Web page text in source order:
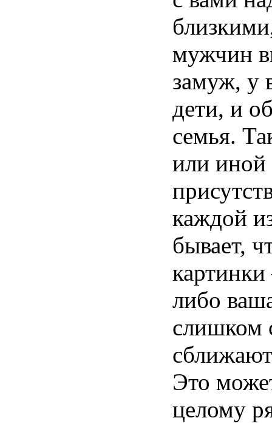
близкими
мужчин
замуж, у
дети, и
семья.
или иной
каждой
бывает,
картинки
либо
слишком
Это
целому